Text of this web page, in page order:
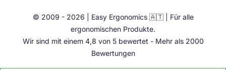
Übrige
© 2009 - 2026 | Easy Ergonomics 🇦🇹 | Für alle
ergonomischen Produkte.
Wir sind mit einem 4,8 von 5 bewertet - Mehr als 2000
Bewertungen